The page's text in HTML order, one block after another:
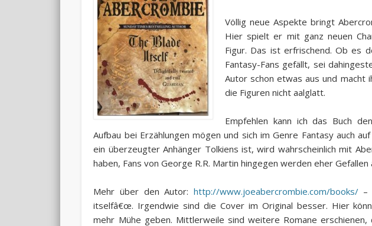
Völlig neue Aspekte bringt
Hier spielt er mit ganz neuen
Figur. Das ist erfrischend. Ob es
Fantasy-Fans gefällt, sei
Autor schon etwas aus und macht
die Figuren nicht aalglatt.
Empfehlen kann ich das Buch
Aufbau bei Erzählungen mögen und sich im Genre Fantasy auch
ein überzeugter Anhänger Tolkiens ist, wird wahrscheinlich mit
haben, Fans von George R.R. Martin hingegen werden eher
Mehr über den Autor: http://www.joeabercrombie.com/books/–
itselfâ€œ. Irgendwie sind die Cover im Original besser. Hier
mehr Mühe geben. Mittlerweile sind weitere Romane